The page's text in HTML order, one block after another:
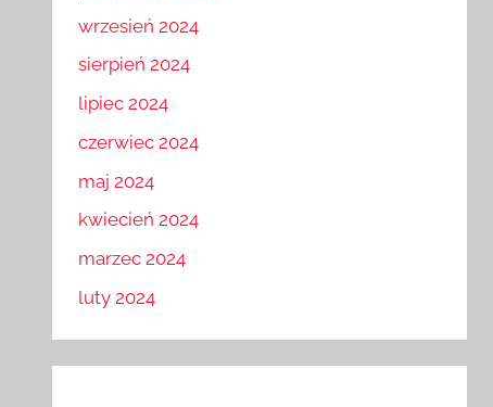
wrzesień 2024
sierpień 2024
lipiec 2024
czerwiec 2024
maj 2024
kwiecień 2024
marzec 2024
luty 2024